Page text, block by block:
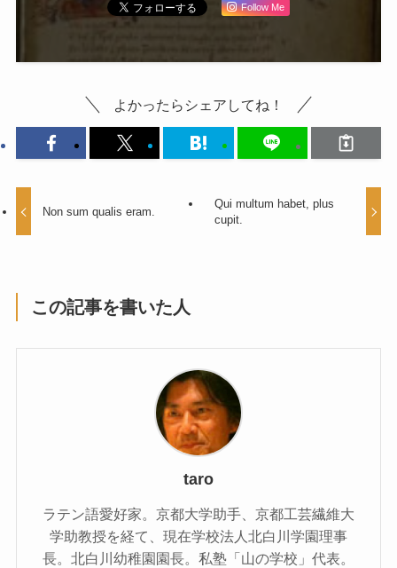
Follow Me
よかったらシェアしてね！
Non sum qualis eram.
Qui multum habet, plus
cupit.
この記事を書いた人
taro
ラテン語愛好家。京都大学助手、京都工芸繊維大
学助教授を経て、現在学校法人北白川学園理事
長。北白川幼稚園園長。私塾「山の学校」代表。